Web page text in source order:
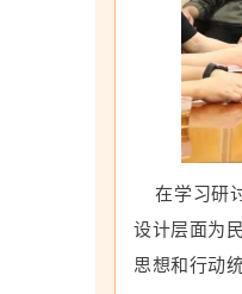
在学习研
设计层面为
思想和行动